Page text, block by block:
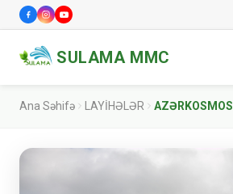
SULAMA MMC
Ana Səhifə LAYİHƏLƏR AZƏRKOSMOS